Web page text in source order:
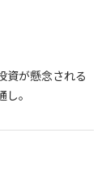
資が懸念される
。